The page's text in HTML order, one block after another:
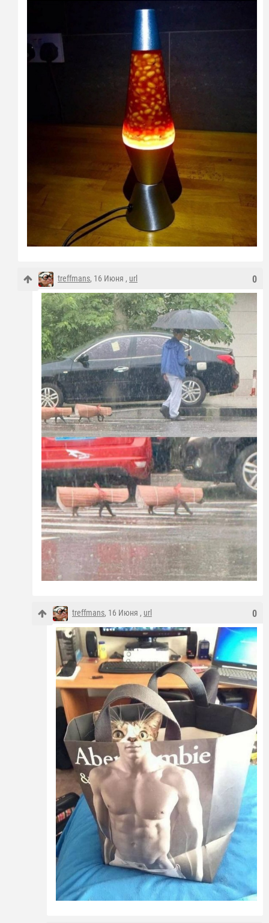
0
treffmans, 16 Июня , url
0
treffmans, 16 Июня , url